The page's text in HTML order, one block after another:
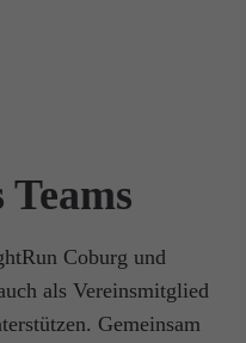
Coburg und
als Vereinsmitglied
Gemeinsam